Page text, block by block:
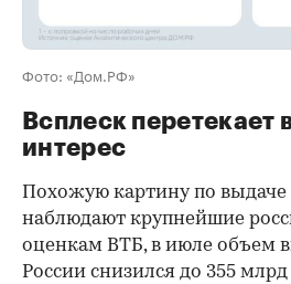
Фото: «Дом.РФ»
Всплеск перетекает
интерес
Похожую картину по выдаче
наблюдают крупнейшие
оценкам ВТБ, в июле объем
России снизился до 355 млрд